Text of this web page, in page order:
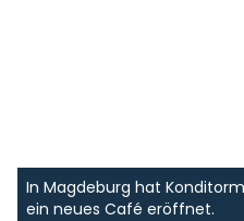
In Magdeburg hat
ein neues Café eröffnet.